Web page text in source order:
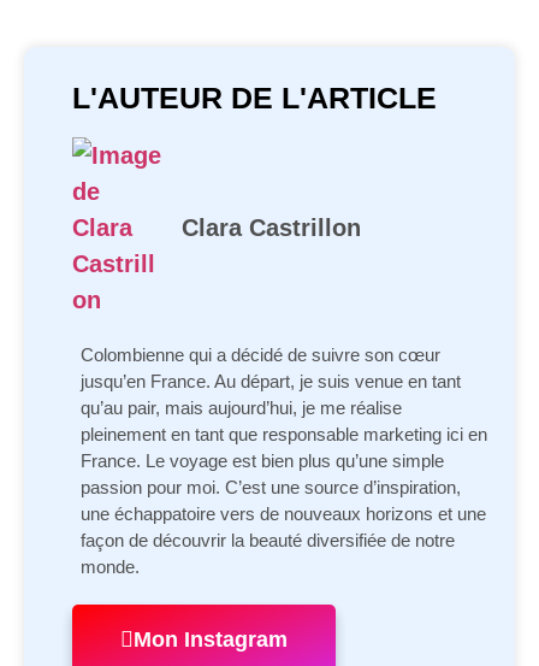
L'AUTEUR DE L'ARTICLE
Clara Castrillon
Colombienne qui a décidé de suivre son cœur
jusqu’en France. Au départ, je suis venue en tant
qu’au pair, mais aujourd’hui, je me réalise
pleinement en tant que responsable marketing ici en
France. Le voyage est bien plus qu’une simple
passion pour moi. C’est une source d’inspiration,
une échappatoire vers de nouveaux horizons et une
façon de découvrir la beauté diversifiée de notre
monde.
Mon Instagram